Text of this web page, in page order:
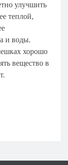
улучшить
теплой,
и воды.
хорошо
вещество в